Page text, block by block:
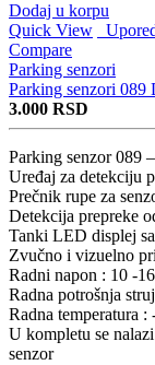
Dodaj u korpu
Quick View
Compare
Parking senzori
Parking senzori 089
3.000 RSD
Parking senzor 089
Uređaj za detekciju
Prečnik rupe za
Detekcija prepreke
Tanki LED displej
Zvučno i vizuelno
Radni napon : 10 -
Radna potrošnja
Radna temperatura
U kompletu se
senzor